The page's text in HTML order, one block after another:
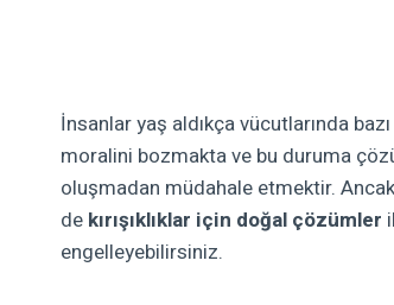
İnsanlar yaş aldıkça vücutlarında bazı
moralini bozmakta ve bu duruma
oluşmadan müdahale etmektir. Ancak
de kırışıklıklar için doğal çözümler
engelleyebilirsiniz.